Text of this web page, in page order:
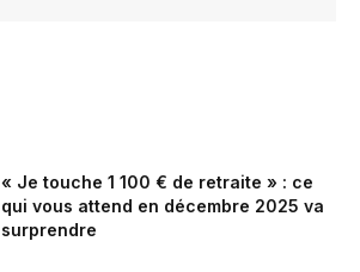
« Je touche 1 100 € de retraite » : ce
qui vous attend en décembre 2025 va
surprendre